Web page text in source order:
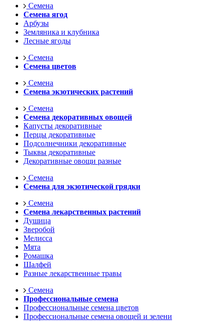
Семена
Семена ягод
Арбузы
Земляника и клубника
Лесные ягоды
Семена
Семена цветов
Семена
Семена экзотических растений
Семена
Семена декоративных овощей
Капусты декоративные
Перцы декоративные
Подсолнечники декоративные
Тыквы декоративные
Декоративные овощи разные
Семена
Семена для экзотической грядки
Семена
Семена лекарственных растений
Душица
Зверобой
Мелисса
Мята
Ромашка
Шалфей
Разные лекарственные травы
Семена
Профессиональные семена
Профессиональные семена цветов
Профессиональные семена овощей и зелени